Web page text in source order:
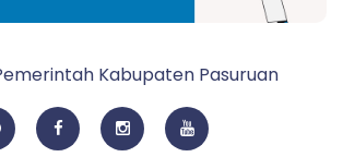
Kabupaten Pasuruan